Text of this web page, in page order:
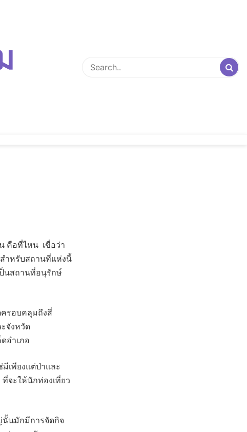
คือที่ไหน เขื่อว่า
ำหรับสถานที่แห่งนี้
นสถานที่อนุรักษ์
รอบคลุมถึงสี่
จังหวัด
อำเภอ
เพียงแต่ป่าและ
จะให้นักท่องเที่ยว
นมักมีการจัดกิจ